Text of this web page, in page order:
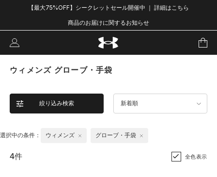
【最大75%OFF】シークレットセール開催中 ｜ 詳細はこちら
商品のお届けに関するお知らせ
ウィメンズ グローブ・手袋
絞り込み検索 新着順
選択中の条件： ウィメンズ グローブ・手袋
4件 全色表示